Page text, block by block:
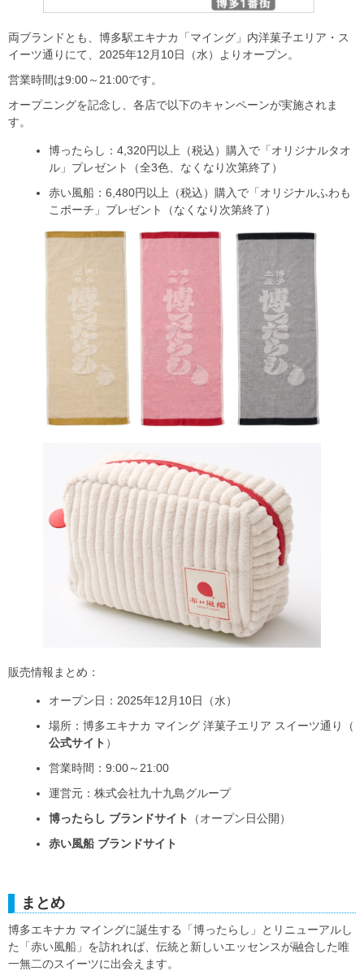
両ブランドとも、博多駅エキナカ「マイング」内洋菓子エリア・ス
イーツ通りにて、2025年12月10日（水）よりオープン。
営業時間は9:00～21:00です。
オープニングを記念し、各店で以下のキャンペーンが実施されま
す。
博ったらし：4,320円以上（税込）購入で「オリジナルタオ
ル」プレゼント（全3色、なくなり次第終了）
赤い風船：6,480円以上（税込）購入で「オリジナルふわも
こポーチ」プレゼント（なくなり次第終了）
販売情報まとめ：
オープン日：2025年12月10日（水）
場所：博多エキナカ マイング 洋菓子エリア スイーツ通り（
公式サイト ）
営業時間：9:00～21:00
運営元：株式会社九十九島グループ
博ったらし ブランドサイト
（オープン日公開）
赤い風船 ブランドサイト
まとめ
博多エキナカ マイングに誕生する「博ったらし」とリニューアルし
た「赤い風船」を訪れれば、伝統と新しいエッセンスが融合した唯
一無二のスイーツに出会えます。